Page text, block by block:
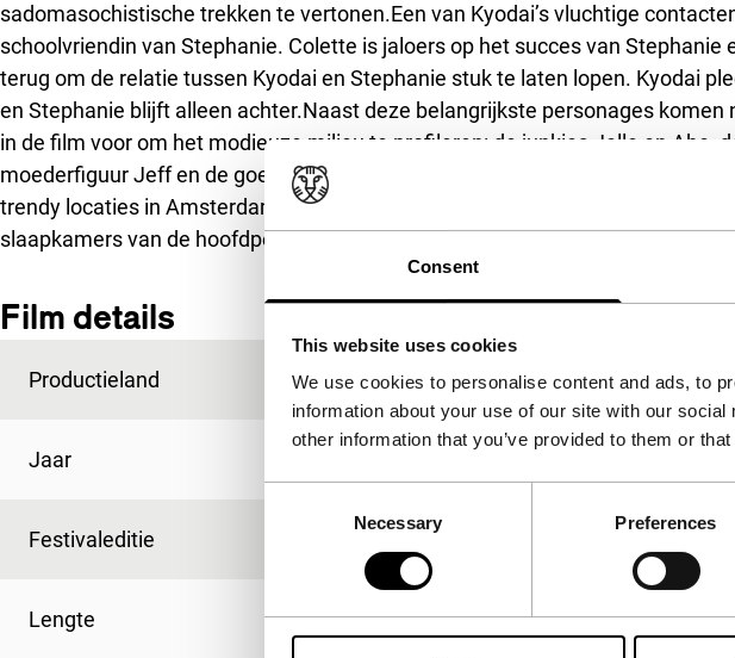
Consent
This website uses cookies
We use cookies to personalise content and ads, to
information about your use of our site with our
other information that you’ve provided to them or
Necessary Preferences
sadomasochistische trekken te vertonen.Een van Kyodai’s vluchtige
schoolvriendin van Stephanie. Colette is jaloers op het succes van Stephanie
terug om de relatie tussen Kyodai en Stephanie stuk te laten lopen. Kyodai
en Stephanie blijft alleen achter.Naast deze belangrijkste personages komen
in de film voor om het modieuze milieu te profileren: de junkies Jelle en Abe,
moederfiguur Jeff en de goed uitziende levensgenieter Jacques. De film
trendy locaties in Amsterdam, al heeft een belangrijk deel van de
slaapkamers van de hoofdpersonen.
Film details
Productieland Nederland
Jaar
Festivaleditie
Lengte 91'